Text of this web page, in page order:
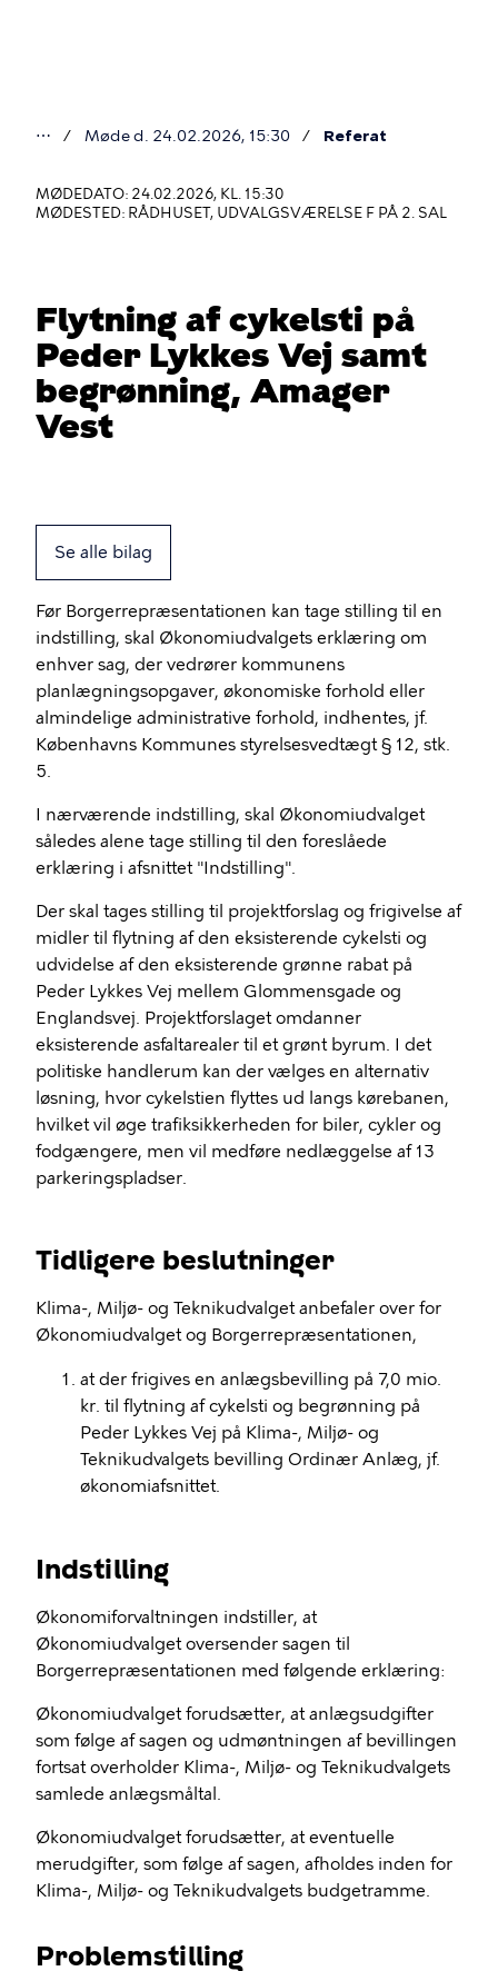
er
her
⋯ Møde d. 24.02.2026, 15:30 Referat
MØDEDATO: 24.02.2026, KL. 15:30
MØDESTED: RÅDHUSET, UDVALGSVÆRELSE F PÅ 2. SAL
Flytning af cykelsti på
Peder Lykkes Vej samt
begrønning, Amager
Vest
Se alle bilag
Før Borgerrepræsentationen kan tage stilling til en
indstilling, skal Økonomiudvalgets erklæring om
enhver sag, der vedrører kommunens
planlægningsopgaver, økonomiske forhold eller
almindelige administrative forhold, indhentes, jf.
Københavns Kommunes styrelsesvedtægt § 12, stk.
5.
I nærværende indstilling, skal Økonomiudvalget
således alene tage stilling til den foreslåede
erklæring i afsnittet "Indstilling".
Der skal tages stilling til projektforslag og frigivelse af
midler til flytning af den eksisterende cykelsti og
udvidelse af den eksisterende grønne rabat på
Peder Lykkes Vej mellem Glommensgade og
Englandsvej. Projektforslaget omdanner
eksisterende asfaltarealer til et grønt byrum. I det
politiske handlerum kan der vælges en alternativ
løsning, hvor cykelstien flyttes ud langs kørebanen,
hvilket vil øge trafiksikkerheden for biler, cykler og
fodgængere, men vil medføre nedlæggelse af 13
parkeringspladser.
Tidligere beslutninger
Klima-, Miljø- og Teknikudvalget anbefaler over for
Økonomiudvalget og Borgerrepræsentationen,
at der frigives en anlægsbevilling på 7,0 mio.
kr. til flytning af cykelsti og begrønning på
Peder Lykkes Vej på Klima-, Miljø- og
Teknikudvalgets bevilling Ordinær Anlæg, jf.
økonomiafsnittet.
Indstilling
Økonomiforvaltningen indstiller, at
Økonomiudvalget oversender sagen til
Borgerrepræsentationen med følgende erklæring:
Økonomiudvalget forudsætter, at anlægsudgifter
som følge af sagen og udmøntningen af bevillingen
fortsat overholder Klima-, Miljø- og Teknikudvalgets
samlede anlægsmåltal.
Økonomiudvalget forudsætter, at eventuelle
merudgifter, som følge af sagen, afholdes inden for
Klima-, Miljø- og Teknikudvalgets budgetramme.
Problemstilling